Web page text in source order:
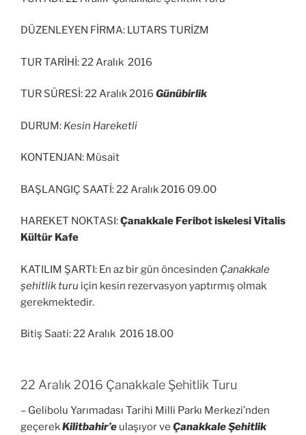
DÜZENLEYEN FİRMA: LUTARS TURİZM
TUR TARİHİ: 22 Aralık 2016
TUR SÜRESİ: 22 Aralık 2016 Günübirlik
DURUM: Kesin Hareketli
KONTENJAN: Müsait
BAŞLANGIÇ SAATİ: 22 Aralık 2016 09.00
HAREKET NOKTASI:Çanakkale Feribot iskelesi Vitalis
Kültür Kafe
KATILIM ŞARTI: En az bir gün öncesinden Çanakkale
şehitlik turu için kesin rezervasyon yaptırmış olmak
gerekmektedir.
Bitiş Saati: 22 Aralık 2016 18.00
22 Aralık 2016 Çanakkale Şehitlik Turu
– Gelibolu Yarımadası Tarihi Milli Parkı Merkezi’nden
geçerekKilitbahir’e ulaşıyor ve Çanakkale Şehitlik